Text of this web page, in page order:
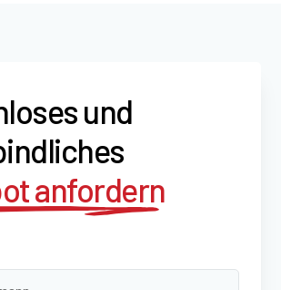
und
anfordern